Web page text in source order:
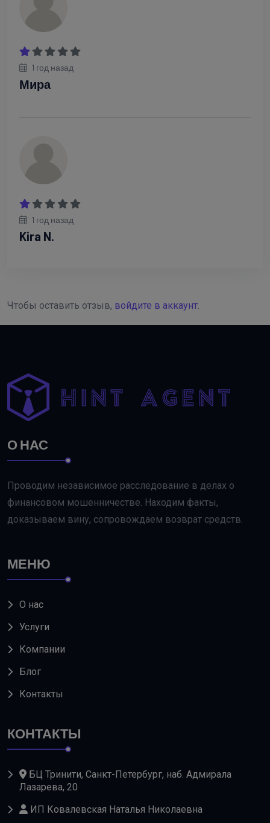
1 год назад
Мира
1 год назад
Kira N.
Чтобы оставить отзыв, войдите в аккаунт.
О НАС
Проводим независимое расследование в делах о
финансовом мошенничестве. Находим факты,
доказываем вину, сопровождаем возврат средств.
МЕНЮ
О нас
Услуги
Компании
Блог
Контакты
КОНТАКТЫ
БЦ Тринити, Санкт-Петербург, наб. Адмирала
Лазарева, 20
ИП Ковалевская Наталья Николаевна